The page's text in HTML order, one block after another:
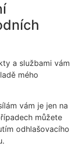
a službami vám
mého
vám je jen na
můžete
odhlašovacího